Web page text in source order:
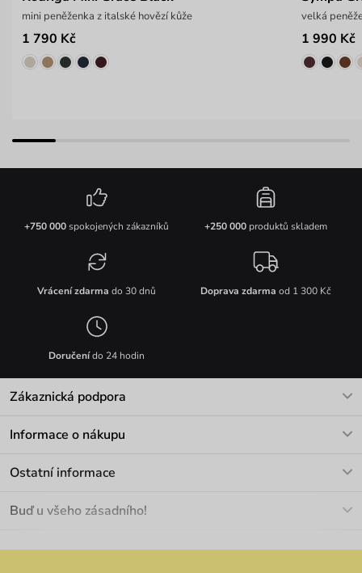
mini peněženka z italské hovězí kůže
1 790 Kč
velká
1 990 Kč
+750 000spokojených zákazníků +250 000produktů skladem
Vrácení zdarma do 30 dnů Doprava zdarma od 1 300 Kč
Doručenído 24 hodin
Zákaznická podpora
Informace o nákupu
Materiály a údržba
Ostatní informace
Velkoobchod
Buď u všeho zásadního!